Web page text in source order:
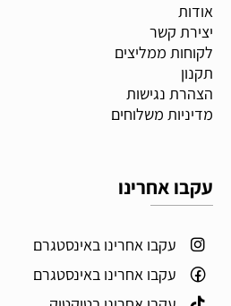
אודות
יצירת קשר
לקוחות ממליצים
תקנון
הצהרת נגישות
מדיניות משלוחים
עקבו אחרינו
עקבו אחרינו באינסטגרם
עקבו אחרינו באינסטגרם